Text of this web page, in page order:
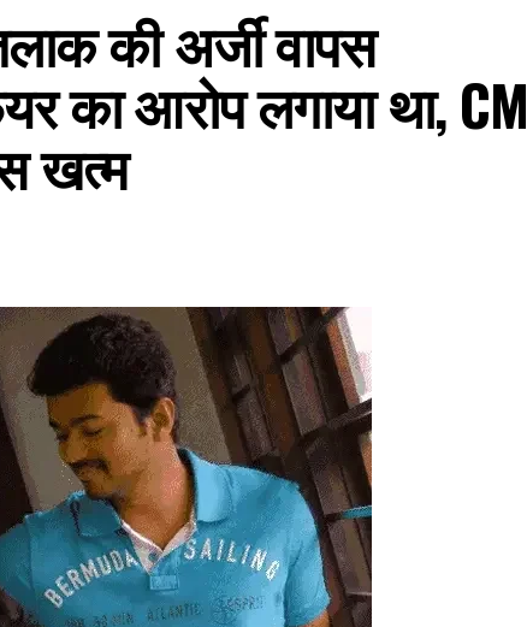
की अर्जी वापस
का आरोप लगाया था, CM
खत्म